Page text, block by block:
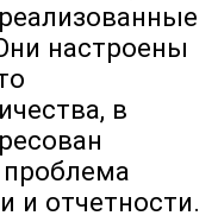
настроены
в
проблема
и отчетности.